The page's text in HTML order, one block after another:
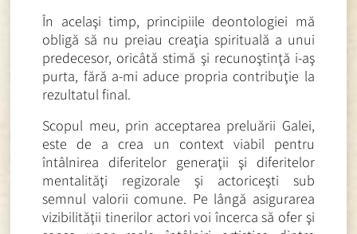
În acelaşi timp, principiile deontologiei mă
obligă să nu preiau creaţia spirituală a unui
predecesor, oricâtă stimă şi recunoştinţă i-aş
purta, fără a-mi aduce propria contribuţie la
rezultatul final.
Scopul meu, prin acceptarea preluării Galei,
este de a crea un context viabil pentru
întâlnirea diferitelor generaţii şi diferitelor
mentalităţi regizorale şi actoriceşti sub
semnul valorii comune. Pe lângă asigurarea
vizibilităţii tinerilor actori voi încerca să ofer şi